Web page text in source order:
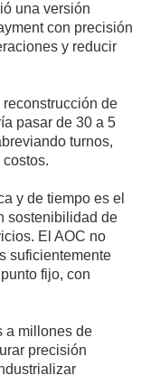
una versión
con precisión
y reducir
de
pasar de 30 a 5
turnos,
y de tiempo es el
sostenibilidad de
El AOC no
suficientemente
fijo, con
a millones de
precisión